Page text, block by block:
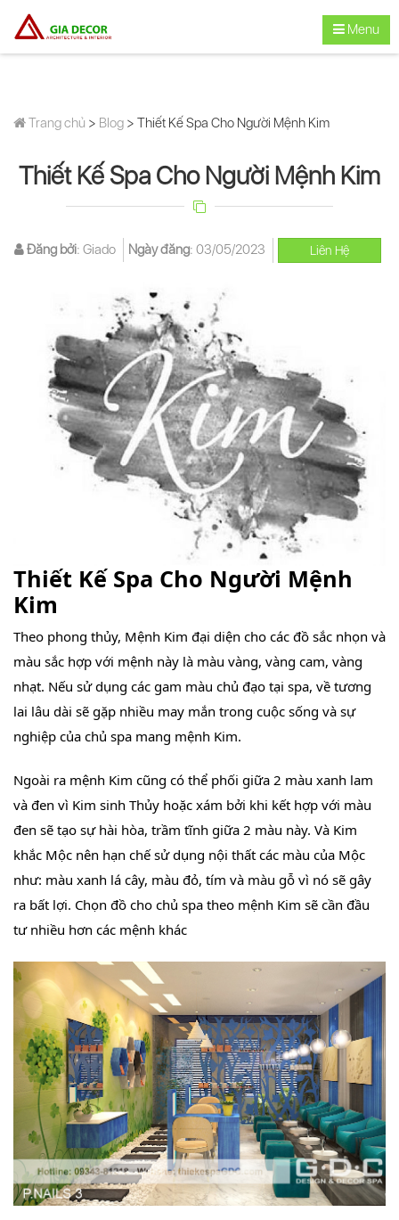
Menu
Trang chủ > Blog > Thiết Kế Spa Cho Người Mệnh Kim
Thiết Kế Spa Cho Người Mệnh Kim
Đăng bởi: Giado Ngày đăng: 03/05/2023 Liên Hệ
Thiết Kế Spa Cho Người Mệnh
Kim
Theo phong thủy, Mệnh Kim đại diện cho các đồ sắc nhọn và
màu sắc hợp với mệnh này là màu vàng, vàng cam, vàng
nhạt. Nếu sử dụng các gam màu chủ đạo tại spa, về tương
lai lâu dài sẽ gặp nhiều may mắn trong cuộc sống và sự
nghiệp của chủ spa mang mệnh Kim.
Ngoài ra mệnh Kim cũng có thể phối giữa 2 màu xanh lam
và đen vì Kim sinh Thủy hoặc xám bởi khi kết hợp với màu
đen sẽ tạo sự hài hòa, trầm tĩnh giữa 2 màu này. Và Kim
khắc Mộc nên hạn chế sử dụng nội thất các màu của Mộc
như: màu xanh lá cây, màu đỏ, tím và màu gỗ vì nó sẽ gây
ra bất lợi. Chọn đồ cho chủ spa theo mệnh Kim sẽ cần đầu
tư nhiều hơn các mệnh khác